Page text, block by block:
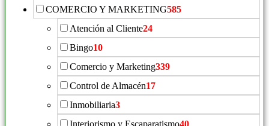
COMERCIO Y MARKETING585
Atención al Cliente24
Bingo10
Comercio y Marketing339
Control de Almacén17
Inmobiliaria3
Interiorismo y Escaparatismo40